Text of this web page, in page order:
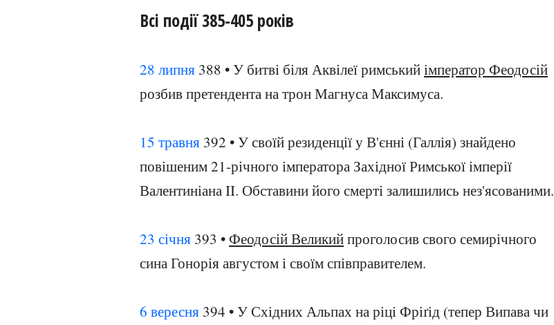
Всі події 385-405 років
28 липня 388 • У битві біля Аквілеї римськийімператор Феодосій
розбив претендента на трон Магнуса Максимуса.
15 травня 392 • У своїй резиденції у В'єнні (Галлія) знайдено
повішеним 21-річного імператора Західної Римської імперії
Валентиніана II. Обставини його смерті залишились нез'ясованими.
23 січня 393 •Феодосій Великийпроголосив свого семирічного
сина Гонорія августом і своїм співправителем.
6 вересня 394 • У Східних Альпах на ріці Фріґід (тепер Випава чи